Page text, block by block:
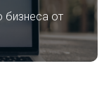
бизнеса от